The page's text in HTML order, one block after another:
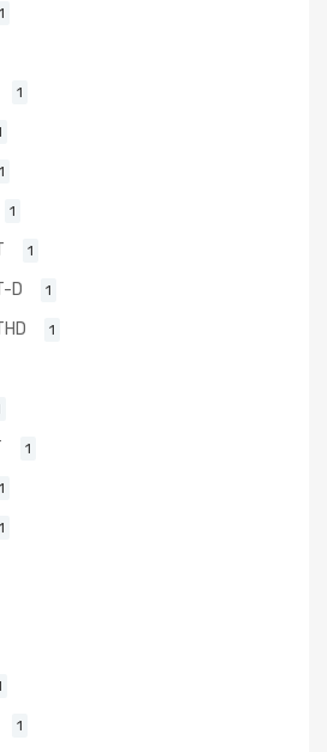
1
1
1
1
1
D 1
1
1
1
1
1